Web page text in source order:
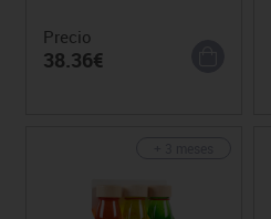
Precio
38.36€